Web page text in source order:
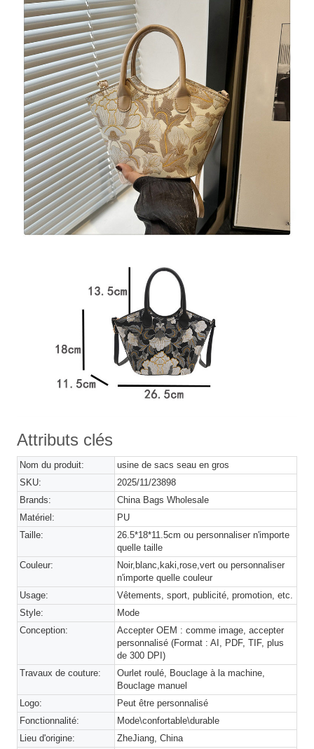
Attributs clés
Nom du produit:
usine de sacs seau en gros
SKU:
2025/11/23898
Brands:
China Bags Wholesale
Matériel:
PU
Taille:
26.5*18*11.5cm ou personnaliser n'importe
quelle taille
Couleur:
Noir,blanc,kaki,rose,vert ou personnaliser
n'importe quelle couleur
Usage:
Vêtements, sport, publicité, promotion, etc.
Style:
Mode
Conception:
Accepter OEM : comme image, accepter
personnalisé (Format : AI, PDF, TIF, plus
de 300 DPI)
Travaux de couture:
Ourlet roulé, Bouclage à la machine,
Bouclage manuel
Logo:
Peut être personnalisé
Fonctionnalité:
Mode\confortable\durable
Lieu d'origine:
ZheJiang, China